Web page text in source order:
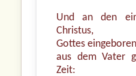
Und an den
Christus,
Gottes
aus dem Vater
Zeit: